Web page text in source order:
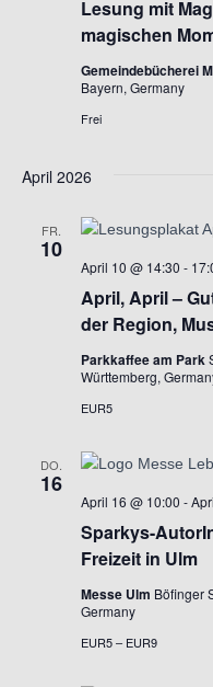
Lesung mit
magischen
Gemeindebücherei
Bayern, Germany
Frei
April 2026
FR.
10
April, April –
der Region,
April 10 @ 14:30 -
Parkkaffee am Park
Württemberg,
EUR5
DO.
16
Sparkys-
Freizeit in Ulm
April 16 @ 10:00 -
Messe Ulm Böfinger
Germany
EUR5 – EUR9